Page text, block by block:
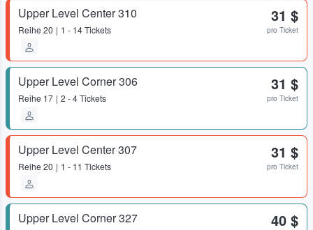
Upper Level Center 310
Reihe 20 1 - 14 Tickets
31 $
pro Ticket
Upper Level Corner 306
Reihe 17 2 - 4 Tickets
31 $
pro Ticket
Upper Level Center 307
Reihe 20 1 - 11 Tickets
31 $
pro Ticket
Upper Level Corner 327 40 $